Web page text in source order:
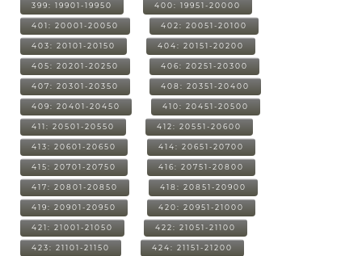
399: 19901-19950 400: 19951-20000
401: 20001-20050 402: 20051-20100
403: 20101-20150 404: 20151-20200
405: 20201-20250 406: 20251-20300
407: 20301-20350 408: 20351-20400
409: 20401-20450 410: 20451-20500
411: 20501-20550 412: 20551-20600
413: 20601-20650 414: 20651-20700
415: 20701-20750 416: 20751-20800
417: 20801-20850 418: 20851-20900
419: 20901-20950 420: 20951-21000
421: 21001-21050 422: 21051-21100
423: 21101-21150 424: 21151-21200